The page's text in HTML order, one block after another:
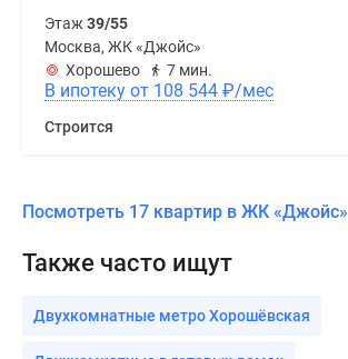
Этаж39/55
Москва, ЖК «Джойс»
Хорошево
7 мин.
В ипотеку от 108 544 ₽/мес
Строится
Посмотреть 17 квартир в ЖК «Джойс»
Также часто ищут
Двухкомнатные метро Хорошёвская